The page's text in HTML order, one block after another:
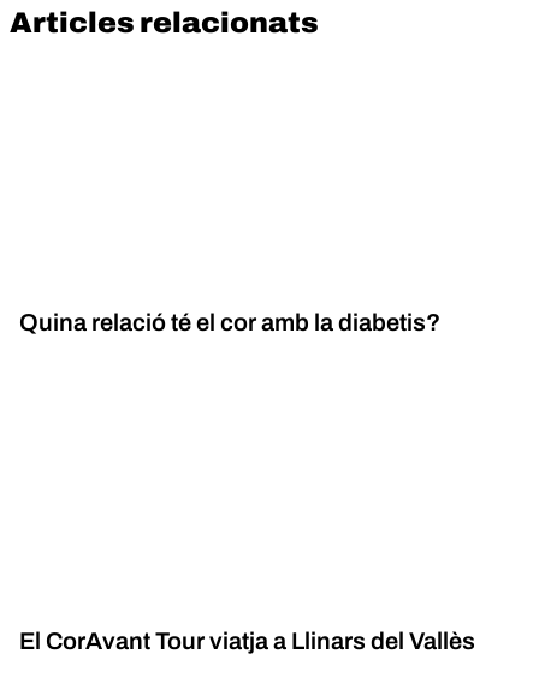
Articles relacionats
Quina relació té el cor amb la diabetis?
El CorAvant Tour viatja a Llinars del Vallès